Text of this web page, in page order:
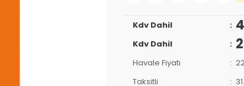
Kdv Dahil
Kdv Dahil
Havale Fiyatı
Taksitli